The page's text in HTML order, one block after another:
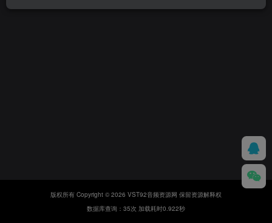
版权所有 Copyright © 2026 VST92音频资源网 保留资源解释权
数据库查询：35次 加载耗时0.922秒